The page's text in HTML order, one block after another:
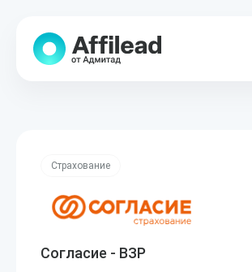
Страхование
Согласие - ВЗР